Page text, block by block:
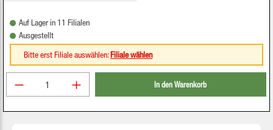
Auf Lager in 11 Filialen
Ausgestellt
Bitte erst Filiale auswählen:Filiale wählen
Produkt Anzahl: Gib den gewünschten Wert ein
In den Warenkorb